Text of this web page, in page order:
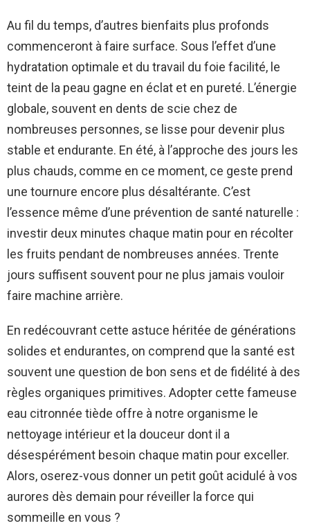
Au fil du temps, d’autres bienfaits plus profonds
commenceront à faire surface. Sous l’effet d’une
hydratation optimale et du travail du foie facilité, le
teint de la peau gagne en éclat et en pureté. L’énergie
globale, souvent en dents de scie chez de
nombreuses personnes, se lisse pour devenir plus
stable et endurante. En été, à l’approche des jours les
plus chauds, comme en ce moment, ce geste prend
une tournure encore plus désaltérante. C’est
l’essence même d’une prévention de santé naturelle :
investir deux minutes chaque matin pour en récolter
les fruits pendant de nombreuses années. Trente
jours suffisent souvent pour ne plus jamais vouloir
faire machine arrière.
En redécouvrant cette astuce héritée de générations
solides et endurantes, on comprend que la santé est
souvent une question de bon sens et de fidélité à des
règles organiques primitives. Adopter cette fameuse
eau citronnée tiède offre à notre organisme le
nettoyage intérieur et la douceur dont il a
désespérément besoin chaque matin pour exceller.
Alors, oserez-vous donner un petit goût acidulé à vos
aurores dès demain pour réveiller la force qui
sommeille en vous ?